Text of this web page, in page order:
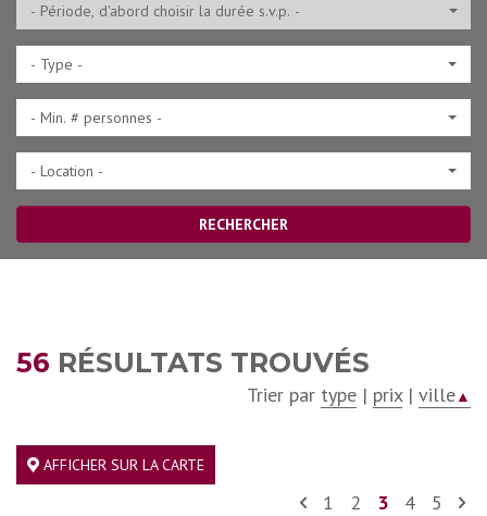
- Type -
- Min. # personnes -
- Location -
RECHERCHER
56 RÉSULTATS TROUVÉS
Trier par type | prix| ville▲
AFFICHER SUR LA CARTE
1 2 3 4 5